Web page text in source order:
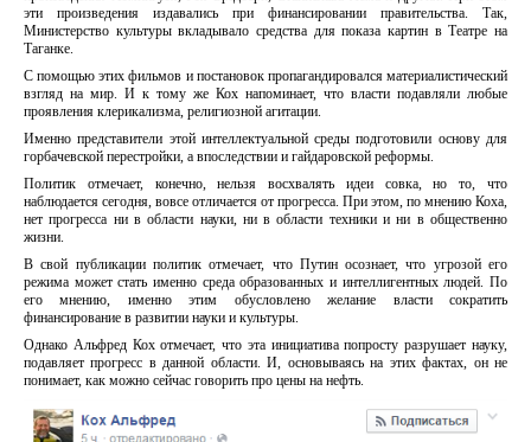
эти произведения издавались при финансировании правительства. Так,
Министерство культуры вкладывало средства для показа картин в Театре на
Таганке.
С помощью этих фильмов и постановок пропагандировался материалистический
взгляд на мир. И к тому же Кох напоминает, что власти подавляли любые
проявления клерикализма, религиозной агитации.
Именно представители этой интеллектуальной среды подготовили основу для
горбачевской перестройки, а впоследствии и гайдаровской реформы.
Политик отмечает, конечно, нельзя восхвалять идеи совка, но то, что
наблюдается сегодня, вовсе отличается от прогресса. При этом, по мнению Коха,
нет прогресса ни в области науки, ни в области техники и ни в общественно
жизни.
В свой публикации политик отмечает, что Путин осознает, что угрозой его
режима может стать именно среда образованных и интеллигентных людей. По
его мнению, именно этим обусловлено желание власти сократить
финансирование в развитии науки и культуры.
Однако Альфред Кох отмечает, что эта инициатива попросту разрушает науку,
подавляет прогресс в данной области. И, основываясь на этих фактах, он не
понимает, как можно сейчас говорить про цены на нефть.